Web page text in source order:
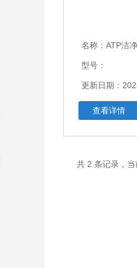
名称： ATP洁净度
型号：
更新日期：
查看详情
共 2 条记录，